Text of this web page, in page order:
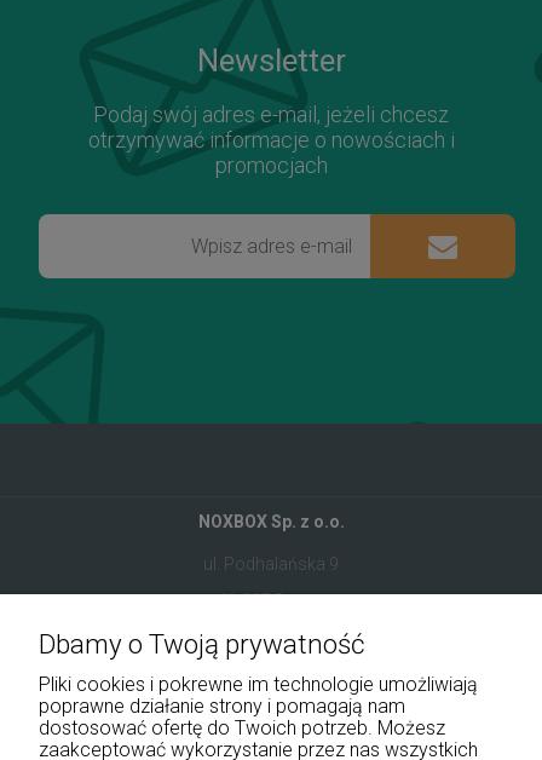
Newsletter
Podaj swój adres e-mail, jeżeli chcesz
otrzymywać informacje o nowościach i
promocjach
NOXBOX Sp. z o.o.
ul. Podhalańska 9
41-907 Bytom
+48 534 555 344
sklep@noxbox.pl
Dbamy o Twoją prywatność
Pliki cookies i pokrewne im technologie umożliwiają
poprawne działanie strony i pomagają nam
dostosować ofertę do Twoich potrzeb. Możesz
zaakceptować wykorzystanie przez nas wszystkich